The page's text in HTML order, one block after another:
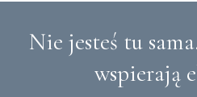
Nie jesteś tu
wspierają